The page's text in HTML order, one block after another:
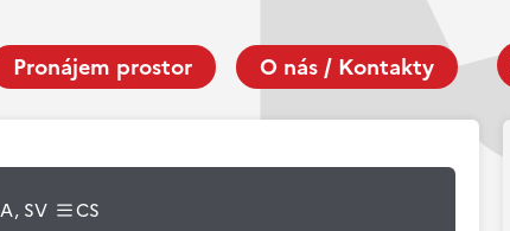
Pronájem prostor O nás / Kontakty
SV CS